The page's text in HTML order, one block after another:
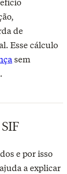
de
Esse cálculo
sem
e por isso
a explicar